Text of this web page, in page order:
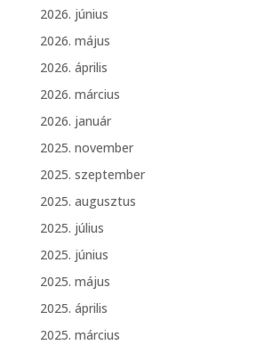
2026. június
2026. május
2026. április
2026. március
2026. január
2025. november
2025. szeptember
2025. augusztus
2025. július
2025. június
2025. május
2025. április
2025. március